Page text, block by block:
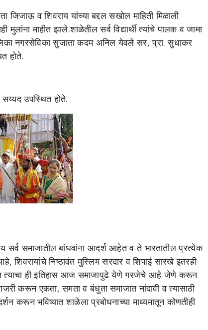
जिजाऊ व शिवराय यांच्या बद्दल सखोल माहिती मिळाली
मुलांना माहीत झाले.शाळेतील सर्व विद्यार्थी त्यांचे पालक व जामा
नगरसेविका सुजाता कदम अनिल येवले सर, प्रा. सुधाकर
होते.
उपस्थित होते.
सर्व समाजातील बांधवांना आदर्श आहेत व ते भारतातील प्रत्येक
शिवरायांचे निष्ठावंत मुस्लिम सरदार व शिपाई सारखे इतरही
त्याचा ही इतिहास आज समाजापुढे येणे गरजेचे आहे जेणे करून
करून एकता, समता व बंधुता समाजात नांदावी व त्यासाठी
करून भविष्यात शाळेला प्रबोधनाच्या माध्यमातून कोणतीही